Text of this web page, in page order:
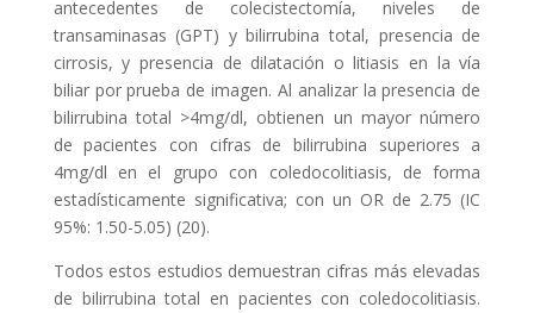
antecedentes de colecistectomía, niveles de
transaminasas (GPT) y bilirrubina total, presencia de
cirrosis, y presencia de dilatación o litiasis en la vía
biliar por prueba de imagen. Al analizar la presencia de
bilirrubina total >4mg/dl, obtienen un mayor número
de pacientes con cifras de bilirrubina superiores a
4mg/dl en el grupo con coledocolitiasis, de forma
estadísticamente significativa; con un OR de 2.75 (IC
95%: 1.50-5.05) (20).
Todos estos estudios demuestran cifras más elevadas
de bilirrubina total en pacientes con coledocolitiasis.